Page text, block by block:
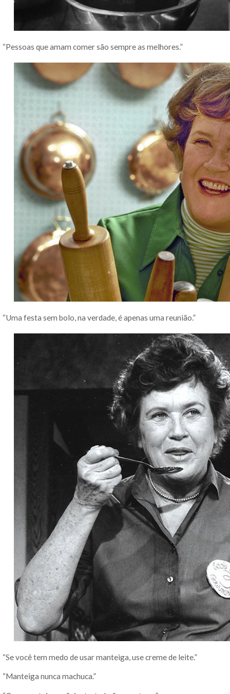
“Pessoas que amam comer são sempre as melhores.”
“Uma festa sem bolo, na verdade, é apenas uma reunião.”
“Se você tem medo de usar manteiga, use creme de leite.”
“Manteiga nunca machuca.”